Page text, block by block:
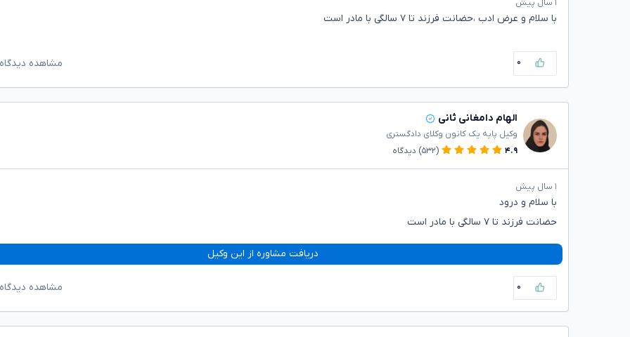
۱ سال پیش
با سلام و عرض ادب ،حضانت فرزند تا ۷ سالگی با مادر است
۰ مشاهده
الهام دامغانی ثانی
وکیل پایه یک کانون وکلای دادگستری
۴.۹
(۵۳۲) دیدگاه
۱ سال پیش
با سلام و درود
حضانت فرزند تا ۷ سالگی با مادر است
دریافت مشاوره از این وکیل
۰ مشاهده